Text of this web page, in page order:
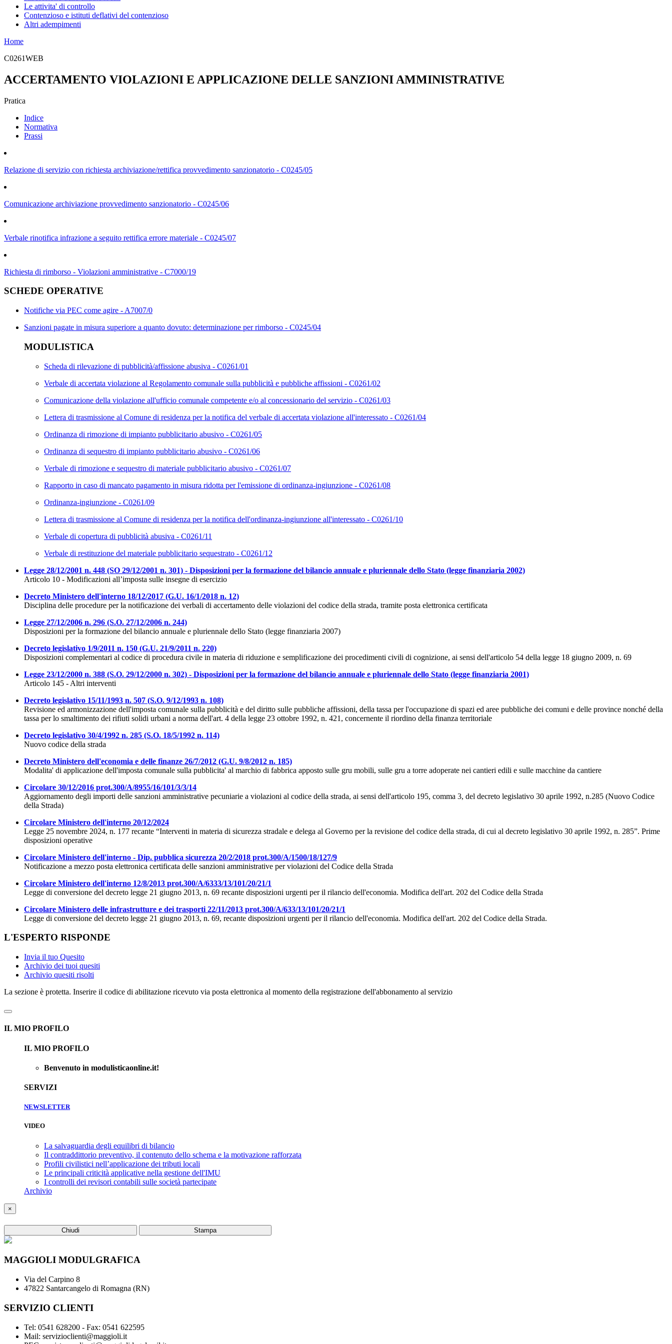
Le attivita' di controllo
Contenzioso e istituti deflativi del contenzioso
Altri adempimenti
Home
C0261WEB
ACCERTAMENTO VIOLAZIONI E APPLICAZIONE DELLE SANZIONI AMMINISTRATIVE
Pratica
Indice
Normativa
Prassi
Relazione di servizio con richiesta archiviazione/rettifica provvedimento sanzionatorio - C0245/05
Comunicazione archiviazione provvedimento sanzionatorio - C0245/06
Verbale rinotifica infrazione a seguito rettifica errore materiale - C0245/07
Richiesta di rimborso - Violazioni amministrative - C7000/19
SCHEDE OPERATIVE
Notifiche via PEC come agire - A7007/0
Sanzioni pagate in misura superiore a quanto dovuto: determinazione per rimborso - C0245/04
MODULISTICA
Scheda di rilevazione di pubblicità/affissione abusiva - C0261/01
Verbale di accertata violazione al Regolamento comunale sulla pubblicità e pubbliche affissioni - C0261/02
Comunicazione della violazione all'ufficio comunale competente e/o al concessionario del servizio - C0261/03
Lettera di trasmissione al Comune di residenza per la notifica del verbale di accertata violazione all'interessato - C0261/04
Ordinanza di rimozione di impianto pubblicitario abusivo - C0261/05
Ordinanza di sequestro di impianto pubblicitario abusivo - C0261/06
Verbale di rimozione e sequestro di materiale pubblicitario abusivo - C0261/07
Rapporto in caso di mancato pagamento in misura ridotta per l'emissione di ordinanza-ingiunzione - C0261/08
Ordinanza-ingiunzione - C0261/09
Lettera di trasmissione al Comune di residenza per la notifica dell'ordinanza-ingiunzione all'interessato - C0261/10
Verbale di copertura di pubblicità abusiva - C0261/11
Verbale di restituzione del materiale pubblicitario sequestrato - C0261/12
Legge 28/12/2001 n. 448 (SO 29/12/2001 n. 301) - Disposizioni per la formazione del bilancio annuale e pluriennale dello Stato (legge finanziaria 2002)
Articolo 10 - Modificazioni all’imposta sulle insegne di esercizio
Decreto Ministero dell'interno 18/12/2017 (G.U. 16/1/2018 n. 12)
Disciplina delle procedure per la notificazione dei verbali di accertamento delle violazioni del codice della strada, tramite posta elettronica certificata
Legge 27/12/2006 n. 296 (S.O. 27/12/2006 n. 244)
Disposizioni per la formazione del bilancio annuale e pluriennale dello Stato (legge finanziaria 2007)
Decreto legislativo 1/9/2011 n. 150 (G.U. 21/9/2011 n. 220)
Disposizioni complementari al codice di procedura civile in materia di riduzione e semplificazione dei procedimenti civili di cognizione, ai sensi dell'articolo 54 della legge 18 giugno 2009, n. 69
Legge 23/12/2000 n. 388 (S.O. 29/12/2000 n. 302) - Disposizioni per la formazione del bilancio annuale e pluriennale dello Stato (legge finanziaria 2001)
Articolo 145 - Altri interventi
Decreto legislativo 15/11/1993 n. 507 (S.O. 9/12/1993 n. 108)
Revisione ed armonizzazione dell'imposta comunale sulla pubblicità e del diritto sulle pubbliche affissioni, della tassa per l'occupazione di spazi ed aree pubbliche dei comuni e delle province nonché della
tassa per lo smaltimento dei rifiuti solidi urbani a norma dell'art. 4 della legge 23 ottobre 1992, n. 421, concernente il riordino della finanza territoriale
Decreto legislativo 30/4/1992 n. 285 (S.O. 18/5/1992 n. 114)
Nuovo codice della strada
Decreto Ministero dell'economia e delle finanze 26/7/2012 (G.U. 9/8/2012 n. 185)
Modalita' di applicazione dell'imposta comunale sulla pubblicita' al marchio di fabbrica apposto sulle gru mobili, sulle gru a torre adoperate nei cantieri edili e sulle macchine da cantiere
Circolare 30/12/2016 prot.300/A/8955/16/101/3/3/14
Aggiornamento degli importi delle sanzioni amministrative pecuniarie a violazioni al codice della strada, ai sensi dell'articolo 195, comma 3, del decreto legislativo 30 aprile 1992, n.285 (Nuovo Codice
della Strada)
Circolare Ministero dell'interno 20/12/2024
Legge 25 novembre 2024, n. 177 recante “Interventi in materia di sicurezza stradale e delega al Governo per la revisione del codice della strada, di cui al decreto legislativo 30 aprile 1992, n. 285”. Prime
disposizioni operative
Circolare Ministero dell'interno - Dip. pubblica sicurezza 20/2/2018 prot.300/A/1500/18/127/9
Notificazione a mezzo posta elettronica certificata delle sanzioni amministrative per violazioni del Codice della Strada
Circolare Ministero dell'interno 12/8/2013 prot.300/A/6333/13/101/20/21/1
Legge di conversione del decreto legge 21 giugno 2013, n. 69 recante disposizioni urgenti per il rilancio dell'economia. Modifica dell'art. 202 del Codice della Strada
Circolare Ministero delle infrastrutture e dei trasporti 22/11/2013 prot.300/A/633/13/101/20/21/1
Legge di conversione del decreto legge 21 giugno 2013, n. 69, recante disposizioni urgenti per il rilancio dell'economia. Modifica dell'art. 202 del Codice della Strada.
L'ESPERTO RISPONDE
Invia il tuo Quesito
Archivio dei tuoi quesiti
Archivio quesiti risolti
La sezione è protetta. Inserire il codice di abilitazione ricevuto via posta elettronica al momento della registrazione dell'abbonamento al servizio
IL MIO PROFILO
IL MIO PROFILO
Benvenuto in modulisticaonline.it!
SERVIZI
NEWSLETTER
VIDEO
La salvaguardia degli equilibri di bilancio
Il contraddittorio preventivo, il contenuto dello schema e la motivazione rafforzata
Profili civilistici nell’applicazione dei tributi locali
Le principali criticità applicative nella gestione dell'IMU
I controlli dei revisori contabili sulle società partecipate
Archivio
×
Chiudi Stampa
MAGGIOLI MODULGRAFICA
Via del Carpino 8
47822 Santarcangelo di Romagna (RN)
SERVIZIO CLIENTI
Tel: 0541 628200 - Fax: 0541 622595
Mail: servizioclienti@maggioli.it